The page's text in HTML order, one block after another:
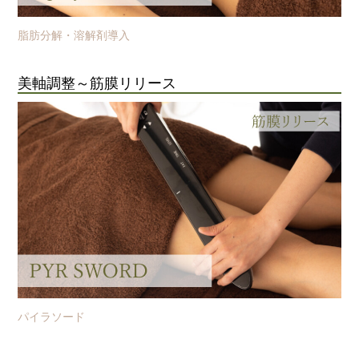
脂肪分解・溶解剤導入
美軸調整～筋膜リリース
パイラソード